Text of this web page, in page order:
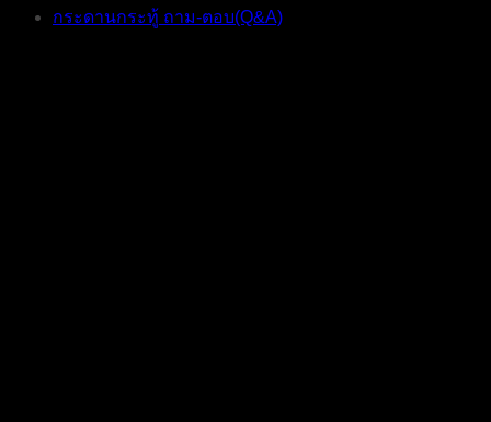
กระดานกระทู้ ถาม-ตอบ(Q&A)